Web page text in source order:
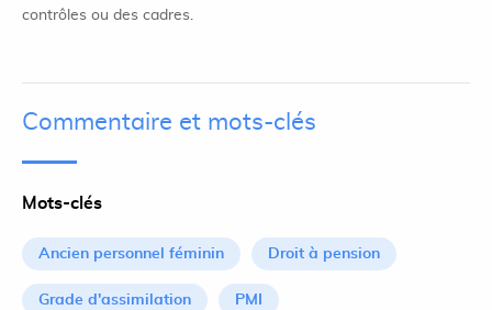
contrôles ou des cadres.
Commentaire et mots-clés
Mots-clés
Ancien personnel féminin Droit à pension
Grade d'assimilation PMI